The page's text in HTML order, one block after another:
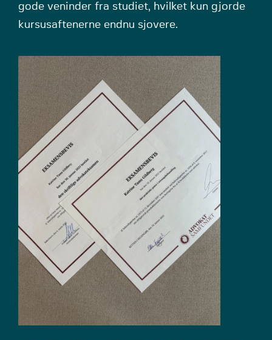
gode veninder fra studiet, hvilket kun gjorde
kursusaftenerne endnu sjovere.